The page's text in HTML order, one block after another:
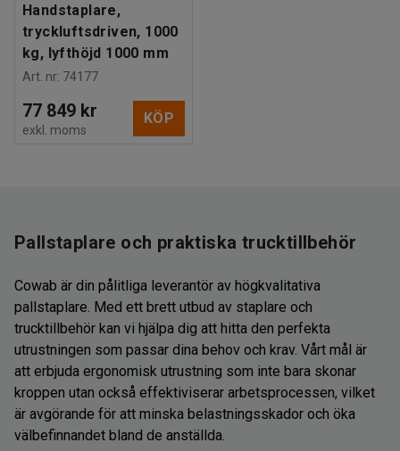
Handstaplare,
tryckluftsdriven, 1000
kg, lyfthöjd 1000 mm
Art. nr: 74177
77 849 kr
exkl. moms
KÖP
Pallstaplare och praktiska trucktillbehör
Cowab är din pålitliga leverantör av högkvalitativa
pallstaplare. Med ett brett utbud av staplare och
trucktillbehör kan vi hjälpa dig att hitta den perfekta
utrustningen som passar dina behov och krav. Vårt mål är
att erbjuda ergonomisk utrustning som inte bara skonar
kroppen utan också effektiviserar arbetsprocessen, vilket
är avgörande för att minska belastningsskador och öka
välbefinnandet bland de anställda.